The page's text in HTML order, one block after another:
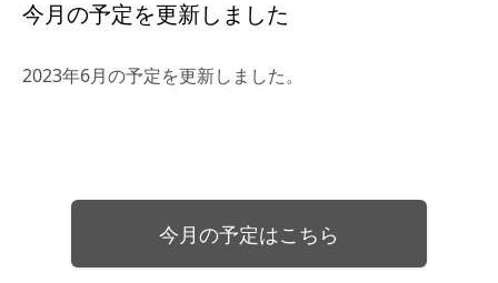
今月の予定を更新しました
2023年6月の予定を更新しました。
今月の予定はこちら
ブログ
大会記録
応援メッセージ一覧